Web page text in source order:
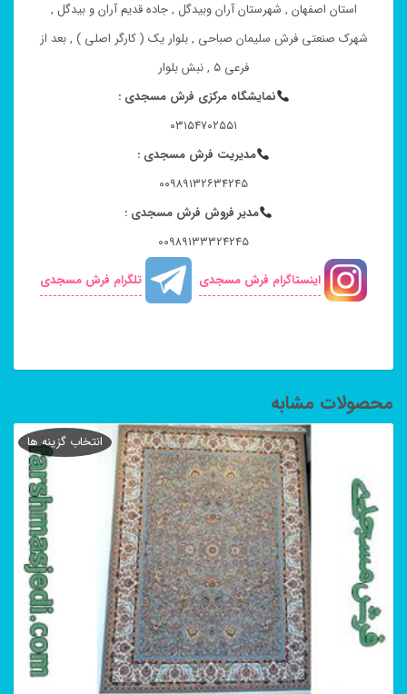
استان اصفهان , شهرستان آران وبیدگل , جاده قدیم آران و بیدگل ,
شهرک صنعتی فرش سلیمان صباحی , بلوار یک ( کارگر اصلی ) , بعد از
فرعی ۵ , نبش بلوار
نمایشگاه مرکزی فرش مسجدی :
۰۳۱۵۴۷۰۲۵۵۱
مدیریت فرش مسجدی :
۰۰۹۸۹۱۳۲۶۳۴۲۴۵
مدیر فروش فرش مسجدی :
۰۰۹۸۹۱۳۳۳۲۴۲۴۵
اینستاگرام فرش مسجدی
تلگرام فرش مسجدی
محصولات مشابه
انتخاب گزینه ها